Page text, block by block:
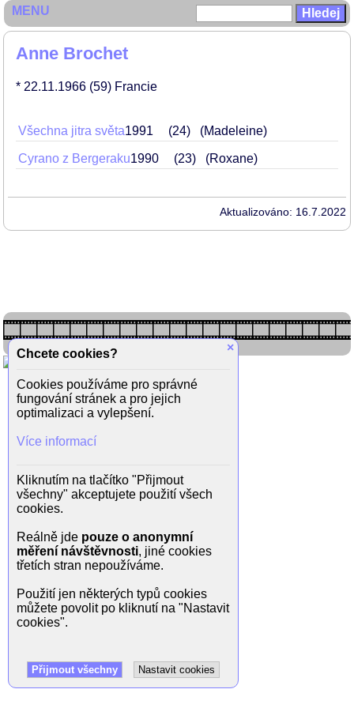
Anne Brochet
* 22.11.1966 (59) Francie
Všechna jitra světa1991 24 (Madeleine)
Cyrano z Bergeraku1990 23 (Roxane)
Aktualizováno: 16.7.2022
MENU
×
Chcete cookies?
Cookies používáme pro správné
fungování stránek a pro jejich
optimalizaci a vylepšení.
Více informací
Kliknutím na tlačítko "Přijmout
všechny" akceptujete použití všech
cookies.
Reálně jde pouze o anonymní
měření návštěvnosti, jiné cookies
třetích stran nepoužíváme.
Použití jen některých typů cookies
můžete povolit po kliknutí na "Nastavit
cookies".
Přijmout všechny Nastavit cookies